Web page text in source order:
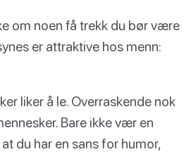
om noen få trekk du bør være
er attraktive hos menn:
liker å le. Overraskende nok
Bare ikke vær en
du har en sans for humor,